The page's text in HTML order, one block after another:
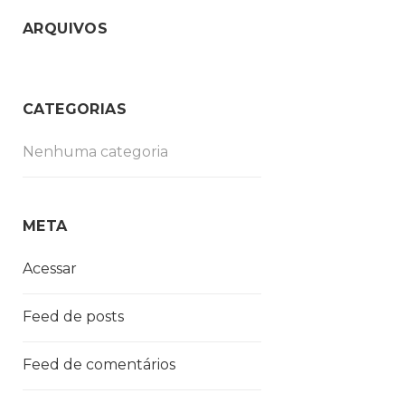
ARQUIVOS
CATEGORIAS
Nenhuma categoria
META
Acessar
Feed de posts
Feed de comentários